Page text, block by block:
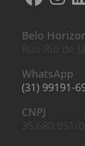
Belo
WhatsApp
(31) 99191-
CNPJ